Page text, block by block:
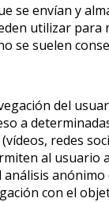
se envían y
utilizar
se suelen
del
a
redes
al usuario
con el